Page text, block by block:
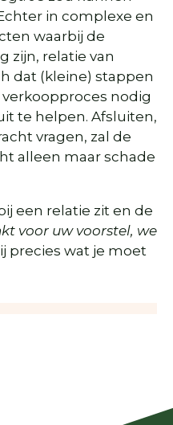
in complexe en
waarbij de
zijn, relatie van
dat (kleine) stappen
nodig
te helpen. Afsluiten,
vragen, zal de
alleen maar schade
een relatie zit en de
voor uw voorstel, we
precies wat je moet